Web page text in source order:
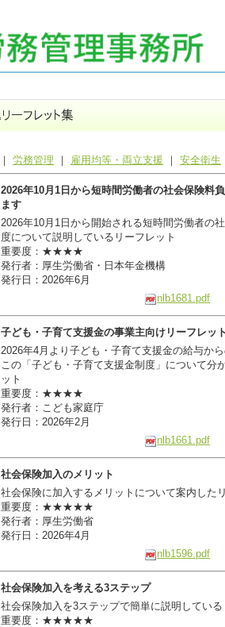
｜ 労務管理 ｜ 雇用均等・両立支援 ｜ 安全衛生
2026年10月1日から短時間労働者の社会保険料
ます
2026年10月1日から開始される短時間労働者の
度について説明しているリーフレット
重要度：★★★★
発行者：厚生労働省・日本年金機構
発行日：2026年6月
nlb1681.pdf
子ども・子育て支援金の事業主向けリーフレッ
2026年4月より子ども・子育て支援金の給与か
この「子ども・子育て支援金制度」について分
ット
重要度：★★★★
発行者：こども家庭庁
発行日：2026年2月
nlb1661.pdf
社会保険加入のメリット
社会保険に加入するメリットについて案内した
重要度：★★★★★
発行者：厚生労働省
発行日：2026年4月
nlb1596.pdf
社会保険加入を考える3ステップ
社会保険加入を3ステップで簡単に説明してい
重要度：★★★★★